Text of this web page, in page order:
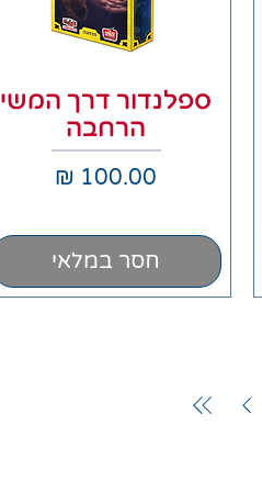
תצוגה מהירה
ספלנדור דרך המשי
הרחבה
מחיר
חסר במלאי